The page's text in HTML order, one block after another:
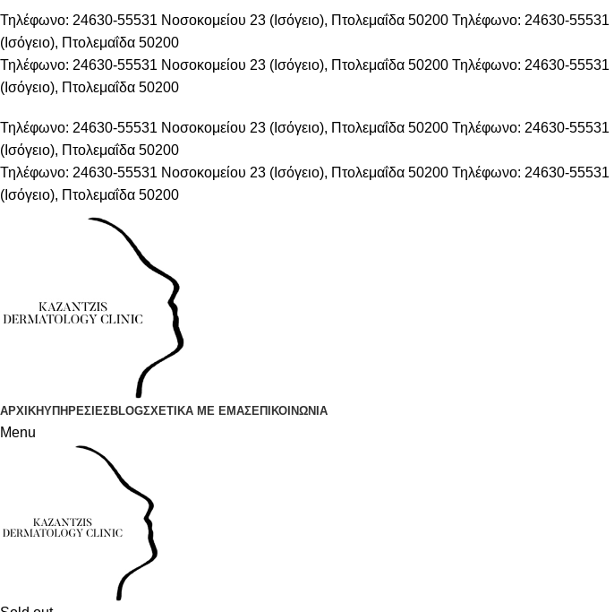
Τηλέφωνο: 24630-55531 Νοσοκομείου 23 (Ισόγειο), Πτολεμαΐδα 50200 Τηλέφωνο: 24630-55531
(Ισόγειο), Πτολεμαΐδα 50200
Τηλέφωνο: 24630-55531 Νοσοκομείου 23 (Ισόγειο), Πτολεμαΐδα 50200 Τηλέφωνο: 24630-55531
(Ισόγειο), Πτολεμαΐδα 50200
Τηλέφωνο: 24630-55531 Νοσοκομείου 23 (Ισόγειο), Πτολεμαΐδα 50200 Τηλέφωνο: 24630-55531
(Ισόγειο), Πτολεμαΐδα 50200
Τηλέφωνο: 24630-55531 Νοσοκομείου 23 (Ισόγειο), Πτολεμαΐδα 50200 Τηλέφωνο: 24630-55531
(Ισόγειο), Πτολεμαΐδα 50200
ΑΡΧΙΚΗΥΠΗΡΕΣΙΕΣBLOGΣΧΕΤΙΚΑ ΜΕ ΕΜΑΣΕΠΙΚΟΙΝΩΝΙΑ
Menu